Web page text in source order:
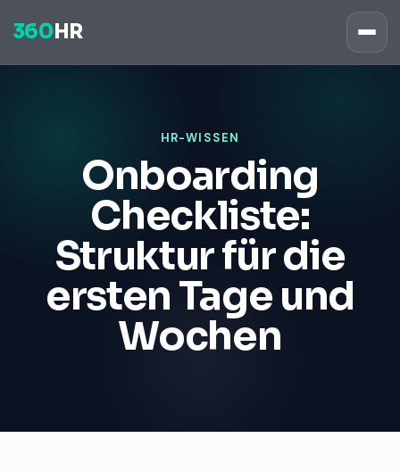
360 HR
HR-WISSEN
Onboarding
Checkliste:
Struktur für die
ersten Tage und
Wochen